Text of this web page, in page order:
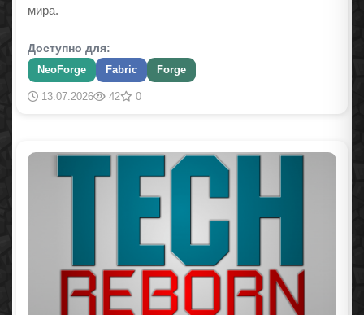
мира.
Доступно для:
NeoForge Fabric Forge
13.07.2026 42 0